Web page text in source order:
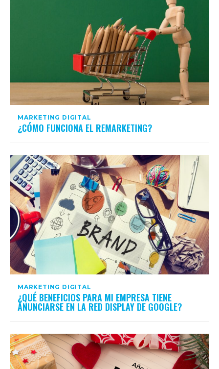
MARKETING DIGITAL
¿CÓMO FUNCIONA EL REMARKETING?
MARKETING DIGITAL
¿QUÉ BENEFICIOS PARA MI EMPRESA TIENE
ANUNCIARSE EN LA RED DISPLAY DE GOOGLE?